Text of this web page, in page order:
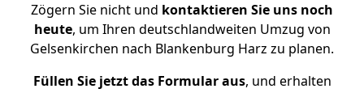
Zögern Sie nicht und kontaktieren Sie uns noch
heute, um Ihren deutschlandweiten Umzug von
Gelsenkirchen nach Blankenburg Harz zu planen.
Füllen Sie jetzt das Formular aus, und erhalten